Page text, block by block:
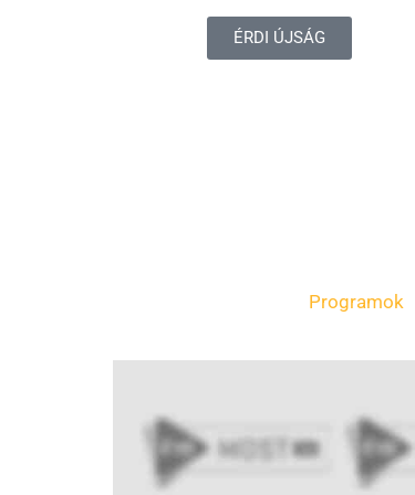
ÉRDI ÚJSÁG
Programok